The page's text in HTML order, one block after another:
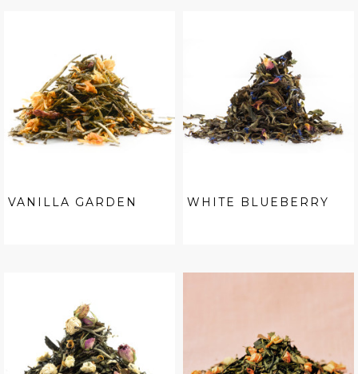
VANILLA GARDEN WHITE BLUEBERRY